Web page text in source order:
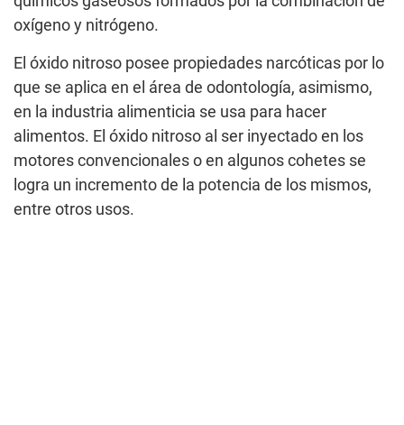
oxígeno y nitrógeno.
El óxido nitroso posee propiedades narcóticas por lo
que se aplica en el área de odontología, asimismo,
en la industria alimenticia se usa para hacer
alimentos. El óxido nitroso al ser inyectado en los
motores convencionales o en algunos cohetes se
logra un incremento de la potencia de los mismos,
entre otros usos.